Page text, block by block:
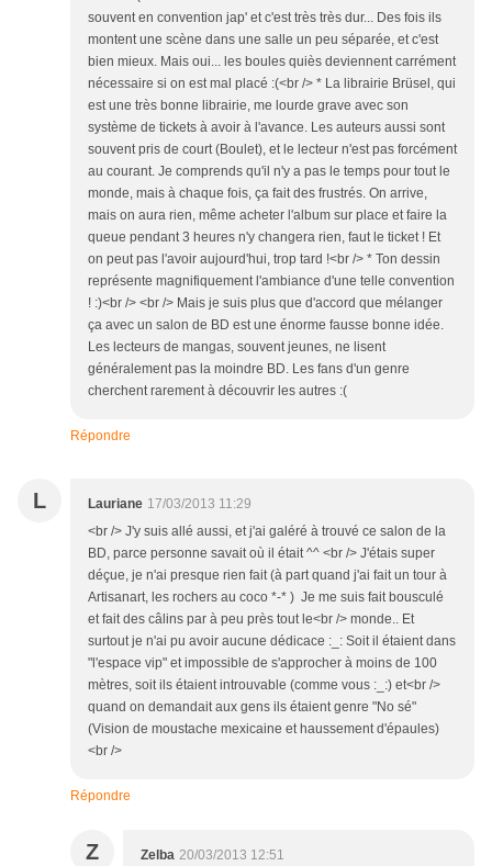
souvent en convention jap' et c'est très très dur... Des fois ils
montent une scène dans une salle un peu séparée, et c'est
bien mieux. Mais oui... les boules quiès deviennent carrément
nécessaire si on est mal placé :(<br /> * La librairie Brüsel, qui
est une très bonne librairie, me lourde grave avec son
système de tickets à avoir à l'avance. Les auteurs aussi sont
souvent pris de court (Boulet), et le lecteur n'est pas forcément
au courant. Je comprends qu'il n'y a pas le temps pour tout le
monde, mais à chaque fois, ça fait des frustrés. On arrive,
mais on aura rien, même acheter l'album sur place et faire la
queue pendant 3 heures n'y changera rien, faut le ticket ! Et
on peut pas l'avoir aujourd'hui, trop tard !<br /> * Ton dessin
représente magnifiquement l'ambiance d'une telle convention
! :)<br /> <br /> Mais je suis plus que d'accord que mélanger
ça avec un salon de BD est une énorme fausse bonne idée.
Les lecteurs de mangas, souvent jeunes, ne lisent
généralement pas la moindre BD. Les fans d'un genre
cherchent rarement à découvrir les autres :(
Répondre
L Lauriane 17/03/2013 11:29
<br /> J'y suis allé aussi, et j'ai galéré à trouvé ce salon de la
BD, parce personne savait où il était ^^ <br /> J'étais super
déçue, je n'ai presque rien fait (à part quand j'ai fait un tour à
Artisanart, les rochers au coco *-* ) Je me suis fait bousculé
et fait des câlins par à peu près tout le<br /> monde.. Et
surtout je n'ai pu avoir aucune dédicace :_: Soit il étaient dans
"l'espace vip" et impossible de s'approcher à moins de 100
mètres, soit ils étaient introuvable (comme vous :_:) et<br />
quand on demandait aux gens ils étaient genre "No sé"
(Vision de moustache mexicaine et haussement d'épaules)
<br />
Répondre
Z Zelba 20/03/2013 12:51